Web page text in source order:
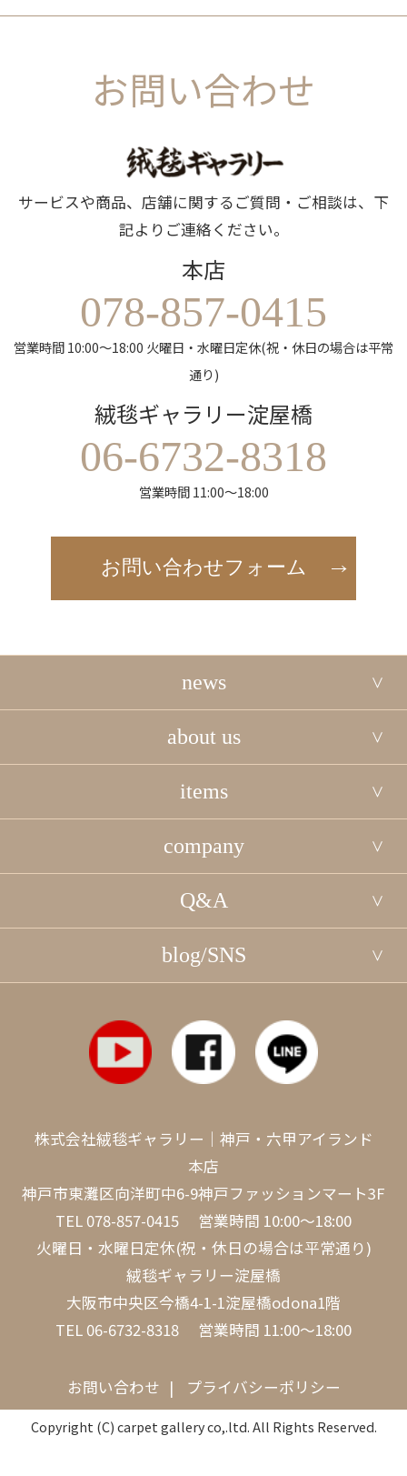
お問い合わせ
サービスや商品、店舗に関するご質問・ご相談は、下
記よりご連絡ください。
本店
078-857-0415
営業時間 10:00～18:00 火曜日・水曜日定休(祝・休日の場合は平常
通り)
絨毯ギャラリー淀屋橋
06-6732-8318
営業時間 11:00～18:00
お問い合わせフォーム
news
about us
items
company
Q&A
blog/SNS
株式会社絨毯ギャラリー｜神戸・六甲アイランド
本店
神戸市東灘区向洋町中6-9神戸ファッションマート3F
TEL 078-857-0415 営業時間 10:00～18:00
火曜日・水曜日定休(祝・休日の場合は平常通り)
絨毯ギャラリー淀屋橋
大阪市中央区今橋4-1-1淀屋橋odona1階
TEL 06-6732-8318 営業時間 11:00～18:00
お問い合わせ プライバシーポリシー
Copyright (C) carpet gallery co,.ltd. All Rights Reserved.